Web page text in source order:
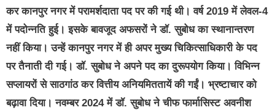
कर कानपुर नगर में परामर्शदाता पद पर की गई थी। वर्ष 2019 में लेवल-4
में पदोन्नति हुई। इसके बावजूद अफसरों ने डॉ. सुबोध का स्थानान्तरण
नहीं किया। उन्हें कानपुर नगर में ही अपर मुख्य चिकित्साधिकारी के पद
पर तैनाती दी गई। डॉ. सुबोध ने अपने पद का दुरूपयोग किया। विभिन्न
सप्लायरों से साठगांठ कर वित्तीय अनियमिततायें की गईं। भ्रष्टाचार को
बढ़ावा दिया। नवम्बर 2024 में डॉ. सुबोध ने चीफ फार्मासिस्ट अवनीश